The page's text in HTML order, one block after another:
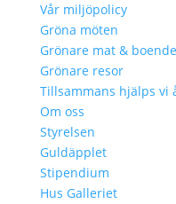
Vår miljöpolicy
Gröna möten
Grönare mat & boende
Grönare resor
Tillsammans hjälps vi
Om oss
Styrelsen
Guldäpplet
Stipendium
Hus Galleriet